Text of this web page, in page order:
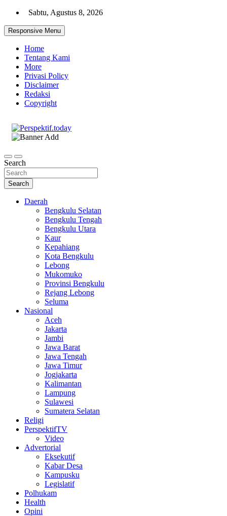
Skip
content
Sabtu, Agustus 8, 2026
Responsive Menu
Home
Tentang Kami
More
Privasi Policy
Disclaimer
Redaksi
Copyright
Search
Search
Daerah
Bengkulu Selatan
Bengkulu Tengah
Bengkulu Utara
Kaur
Kepahiang
Kota Bengkulu
Lebong
Mukomuko
Provinsi Bengkulu
Rejang Lebong
Seluma
Nasional
Aceh
Jakarta
Jambi
Jawa Barat
Jawa Tengah
Jawa Timur
Jogjakarta
Kalimantan
Lampung
Sulawesi
Sumatera Selatan
Religi
PerspektifTV
Video
Advertorial
Eksekutif
Kabar Desa
Kampusku
Legislatif
Polhukam
Health
Opini